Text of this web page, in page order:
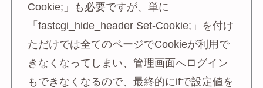
Cookie;」も必要ですが、単に
「fastcgi_hide_header Set-Cookie;」を付け
ただけでは全てのページでCookieが利用で
きなくなってしまい、管理画面へログイン
もできなくなるので、最終的にifで設定値を